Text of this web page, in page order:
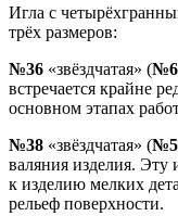
Игла с
трёх размеров:
№36 «звёздчатая» (
встречается крайне
основном этапах
№38 «звёздчатая» (
валяния изделия. Эту
к изделию мелких
рельеф поверхности.